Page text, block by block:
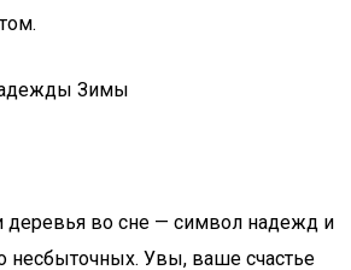
Зимы
во сне — символ надежд и
несбыточных. Увы, ваше счастье